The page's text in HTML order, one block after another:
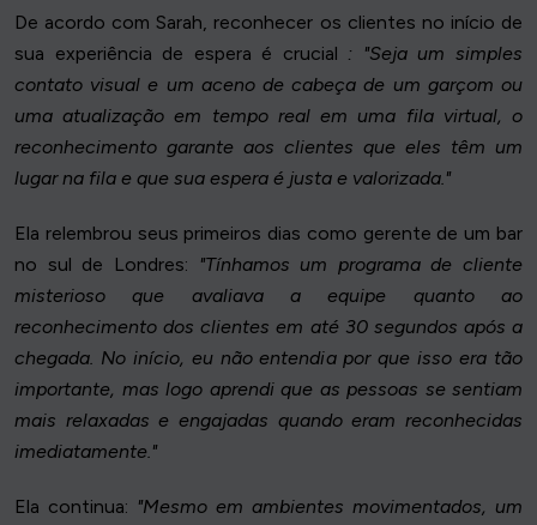
De acordo com Sarah, reconhecer os clientes no início de
sua experiência de espera é crucial : "Seja um simples
contato visual e um aceno de cabeça de um garçom ou
uma atualização em tempo real em uma fila virtual, o
reconhecimento garante aos clientes que eles têm um
lugar na fila e que sua espera é justa e valorizada."
Ela relembrou seus primeiros dias como gerente de um bar
no sul de Londres:
"Tínhamos um programa de cliente
misterioso que avaliava a equipe quanto ao
reconhecimento dos clientes em até 30 segundos após a
chegada. No início, eu não entendia por que isso era tão
importante, mas logo aprendi que as pessoas se sentiam
mais relaxadas e engajadas quando eram reconhecidas
imediatamente."
Ela continua: "Mesmo em ambientes movimentados, um